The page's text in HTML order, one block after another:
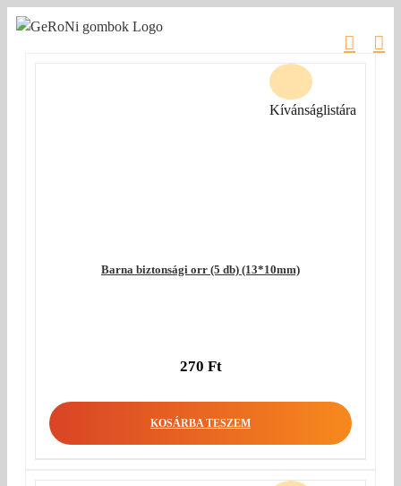
Kihagyás
Barna biztonsági orr (5 db) (13*10mm)
270 Ft
KOSÁRBA TESZEM
Kívánságlistára